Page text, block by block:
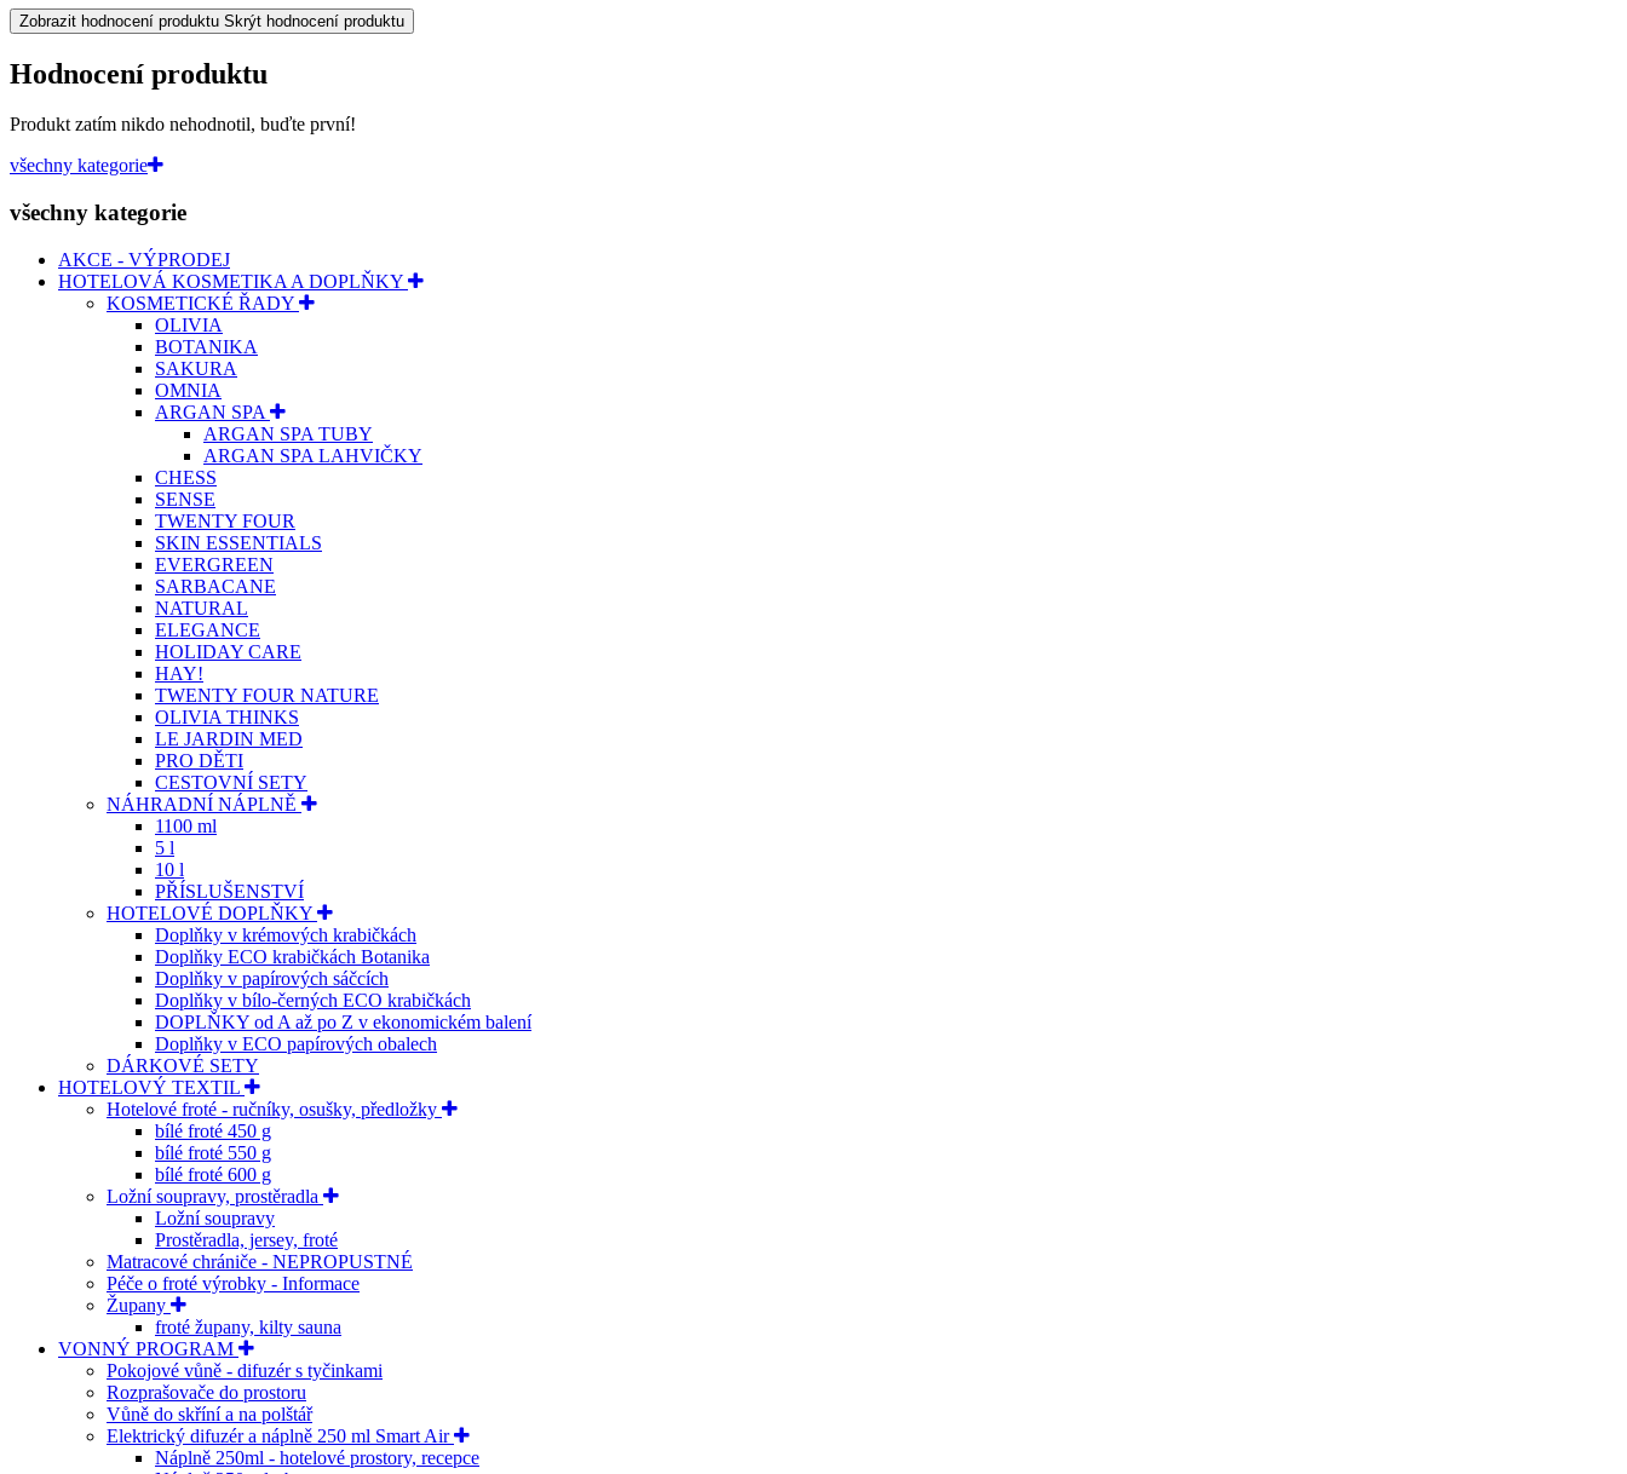
Zobrazit hodnocení produktu Skrýt hodnocení produktu
Hodnocení produktu
Produkt zatím nikdo nehodnotil, buďte první!
všechny kategorie
všechny kategorie
AKCE - VÝPRODEJ
HOTELOVÁ KOSMETIKA A DOPLŇKY
KOSMETICKÉ ŘADY
OLIVIA
BOTANIKA
SAKURA
OMNIA
ARGAN SPA
ARGAN SPA TUBY
ARGAN SPA LAHVIČKY
CHESS
SENSE
TWENTY FOUR
SKIN ESSENTIALS
EVERGREEN
SARBACANE
NATURAL
ELEGANCE
HOLIDAY CARE
HAY!
TWENTY FOUR NATURE
OLIVIA THINKS
LE JARDIN MED
PRO DĚTI
CESTOVNÍ SETY
NÁHRADNÍ NÁPLNĚ
1100 ml
5 l
10 l
PŘÍSLUŠENSTVÍ
HOTELOVÉ DOPLŇKY
Doplňky v krémových krabičkách
Doplňky ECO krabičkách Botanika
Doplňky v papírových sáčcích
Doplňky v bílo-černých ECO krabičkách
DOPLŇKY od A až po Z v ekonomickém balení
Doplňky v ECO papírových obalech
DÁRKOVÉ SETY
HOTELOVÝ TEXTIL
Hotelové froté - ručníky, osušky, předložky
bílé froté 450 g
bílé froté 550 g
bílé froté 600 g
Ložní soupravy, prostěradla
Ložní soupravy
Prostěradla, jersey, froté
Matracové chrániče - NEPROPUSTNÉ
Péče o froté výrobky - Informace
Župany
froté župany, kilty sauna
VONNÝ PROGRAM
Pokojové vůně - difuzér s tyčinkami
Rozprašovače do prostoru
Vůně do skříní a na polštář
Elektrický difuzér a náplně 250 ml Smart Air
Náplně 250ml - hotelové prostory, recepce